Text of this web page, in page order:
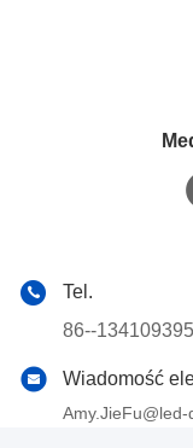
Tel.
86--
Wiadomość